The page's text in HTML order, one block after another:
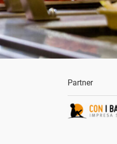
Partner